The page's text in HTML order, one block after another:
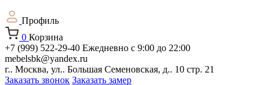
Профиль
0 Корзина
+7 (999) 522-29-40 Ежедневно с 9:00 до 22:00
mebelsbk@yandex.ru
г.. Москва, ул.. Большая Семеновская, д.. 10 стр. 21
Заказать звонок Заказать замер